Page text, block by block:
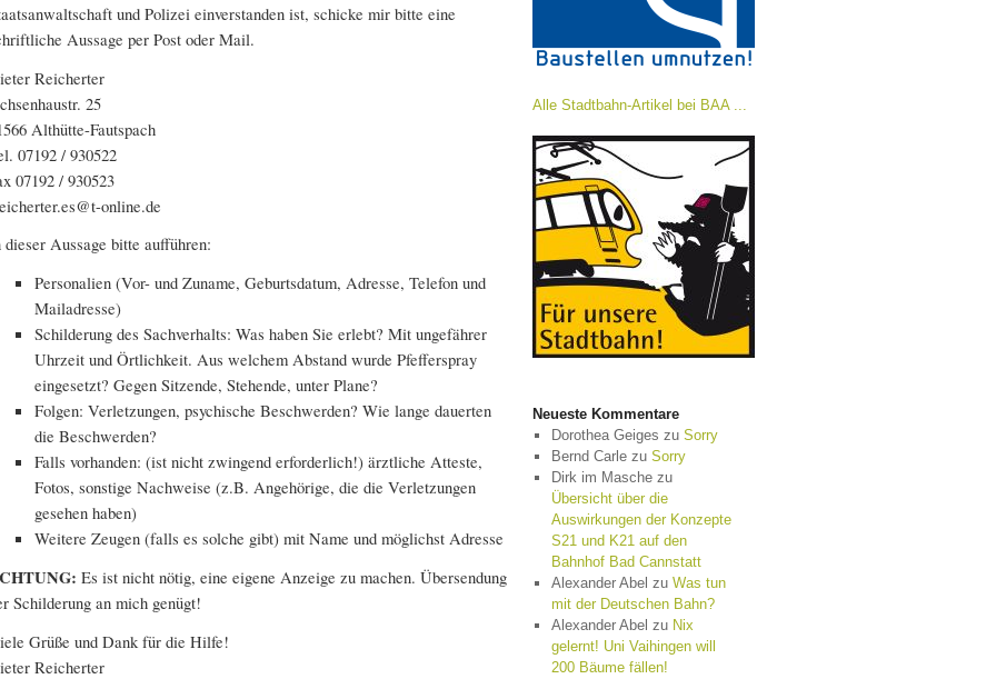
und Polizei einverstanden ist, schicke mir bitte eine
Aussage per Post oder Mail.
Reicherter
25
Althütte-Fautspach
07192 / 930522
07192 / 930523
online.de
dieser Aussage bitte aufführen:
Personalien (Vor- und Zuname, Geburtsdatum, Adresse, Telefon und
Mailadresse)
Schilderung des Sachverhalts: Was haben Sie erlebt? Mit ungefährer
Uhrzeit und Örtlichkeit. Aus welchem Abstand wurde Pfefferspray
eingesetzt? Gegen Sitzende, Stehende, unter Plane?
Folgen: Verletzungen, psychische Beschwerden? Wie lange dauerten
die Beschwerden?
Falls vorhanden: (ist nicht zwingend erforderlich!) ärztliche Atteste,
Fotos, sonstige Nachweise (z.B. Angehörige, die die Verletzungen
gesehen haben)
Weitere Zeugen (falls es solche gibt) mit Name und möglichst Adresse
Es ist nicht nötig, eine eigene Anzeige zu machen. Übersendung
Schilderung an mich genügt!
Grüße und Dank für die Hilfe!
Reicherter
Alle Stadtbahn-Artikel bei BAA ...
Neueste Kommentare
Dorothea Geiges zu Sorry
Bernd Carlezu Sorry
Dirk im Maschezu
Übersicht über die
Auswirkungen der Konzepte
S21 und K21 auf den
Bahnhof Bad Cannstatt
Alexander Abel zu Was tun
mit der Deutschen Bahn?
Alexander Abel zu Nix
gelernt! Uni Vaihingen will
200 Bäume fällen!